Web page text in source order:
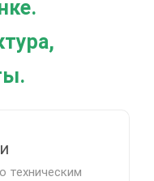
техническим